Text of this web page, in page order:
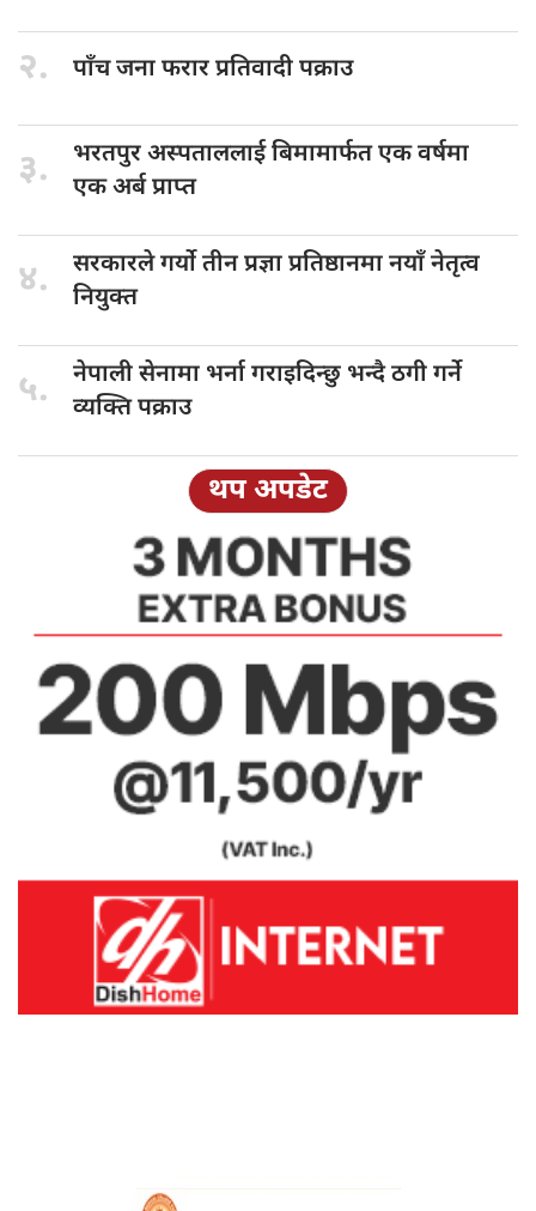
२. पाँच जनाफरार प्रतिवादी पक्राउ
३. भरतपुर अस्पताललाईबिमामार्फत एक वर्षमा
एक अर्ब प्राप्त
४. सरकारले गर्योतीन प्रज्ञा प्रतिष्ठानमा नयाँ नेतृत्व
नियुक्त
५. नेपाली सेनामा भर्ना गराइदिन्छु भन्दै ठगी गर्ने
व्यक्ति पक्राउ
थप अपडेट